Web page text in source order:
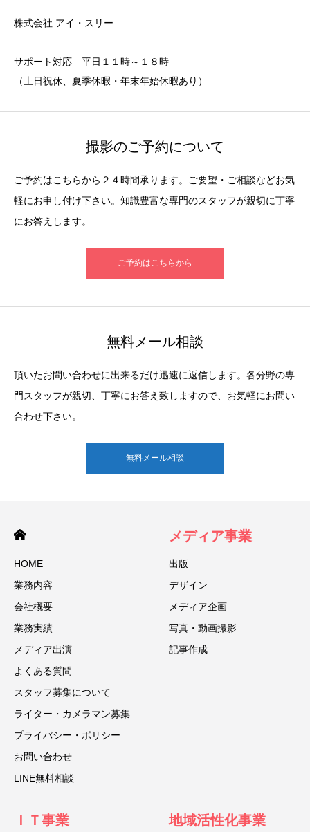
株式会社 アイ・スリー
サポート対応 平日１１時～１８時
（土日祝休、夏季休暇・年末年始休暇あり）
撮影のご予約について
ご予約はこちらから２４時間承ります。ご要望・ご相談などお気
軽にお申し付け下さい。知識豊富な専門のスタッフが親切に丁寧
にお答えします。
ご予約はこちらから
無料メール相談
頂いたお問い合わせに出来るだけ迅速に返信します。各分野の専
門スタッフが親切、丁寧にお答え致しますので、お気軽にお問い
合わせ下さい。
無料メール相談
HOME
業務内容
会社概要
業務実績
メディア出演
よくある質問
スタッフ募集について
ライター・カメラマン募集
プライバシー・ポリシー
お問い合わせ
LINE無料相談
メディア事業
出版
デザイン
メディア企画
写真・動画撮影
記事作成
ＩＴ事業 地域活性化事業